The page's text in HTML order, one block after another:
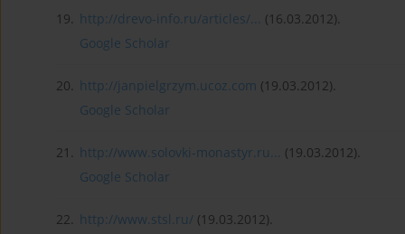
19. http://drevo-info.ru/articles/... (16.03.2012).
Google Scholar
20. http://janpielgrzym.ucoz.com (19.03.2012).
Google Scholar
21. http://www.solovki-monastyr.ru... (19.03.2012).
Google Scholar
22. http://www.stsl.ru/ (19.03.2012).